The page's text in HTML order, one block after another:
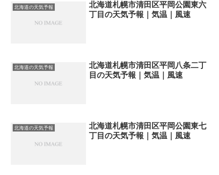
北海道の天気予報
北海道札幌市清田区平岡公園東六
丁目の天気予報｜気温｜風速
北海道の天気予報
北海道札幌市清田区平岡八条二丁
目の天気予報｜気温｜風速
北海道の天気予報
北海道札幌市清田区平岡公園東七
丁目の天気予報｜気温｜風速